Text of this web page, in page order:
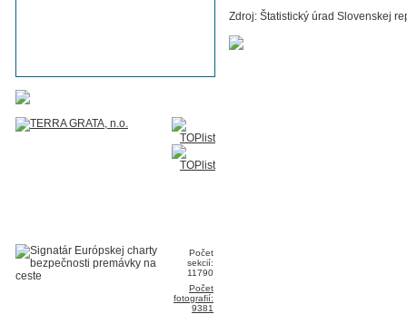
Počet
sekcií:
11790
Počet
fotografií:
9381
Zdroj: Štatistický úrad Slovenskej